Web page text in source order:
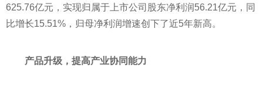
625.76亿元，实现归属于上市公司股东净利润56.21亿元，同
比增长15.51%，归母净利润增速创下了近5年新高。
产品升级，提高产业协同能力